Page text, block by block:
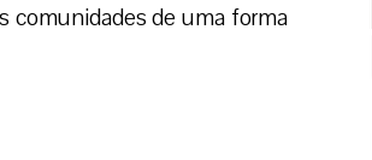
comunidades de uma forma